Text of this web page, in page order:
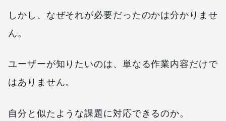
しかし、なぜそれが必要だったのかは分かりませ
ん。
ユーザーが知りたいのは、単なる作業内容だけで
はありません。
自分と似たような課題に対応できるのか。